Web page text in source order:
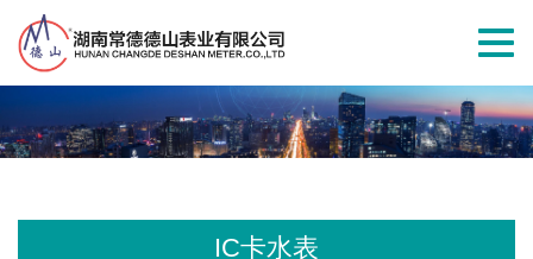
切
航
IC卡水表